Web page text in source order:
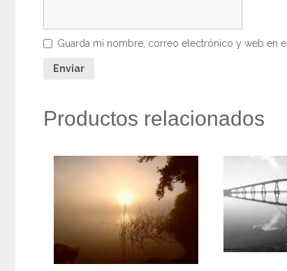
Guarda mi nombre, correo electrónico y web en
Productos relacionados